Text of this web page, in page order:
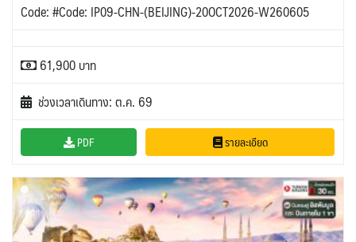
Code: #Code: IP09-CHN-(BEIJING)-20OCT2026-W260605
61,900 บาท
ช่วงเวลาเดินทาง: ต.ค. 69
PDF รายละเอียด